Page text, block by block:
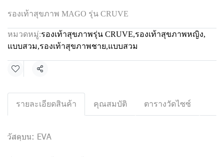
รองเท้าสุขภาพ MAGO รุ่น CRUVE
หมวดหมู่:รองเท้าสุขภาพรุ่น CRUVE,รองเท้าสุขภาพหญิง,
แบบสวม,รองเท้าสุขภาพชาย,แบบสวม
แชร์
รายละเอียดสินค้า คุณสมบัติ ตารางวัดไซซ์
วัสดุบน: EVA